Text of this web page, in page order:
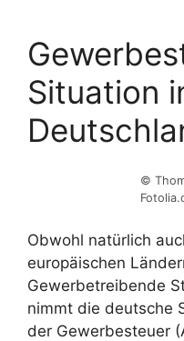
Situation
©
Obwohl natürlich
europäischen
Gewerbetreibende
nimmt die deutsche
der Gewerbesteuer